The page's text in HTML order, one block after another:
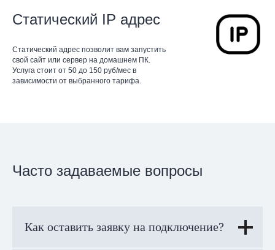
Статический IP адрес
Статический адрес позволит вам запустить
свой сайт или сервер на домашнем ПК.
Услуга стоит от 50 до 150 руб/мес в
зависимости от выбранного тарифа.
Часто задаваемые вопросы
Как оставить заявку на подключение?